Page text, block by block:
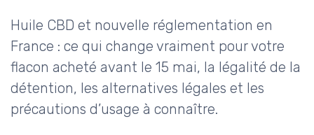
Huile CBD et nouvelle réglementation en
France : ce qui change vraiment pour votre
flacon acheté avant le 15 mai, la légalité de la
détention, les alternatives légales et les
précautions d’usage à connaître.